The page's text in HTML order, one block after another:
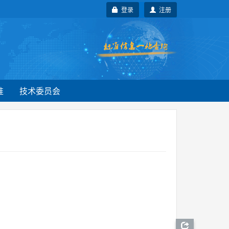
注册
登录
技术委员会